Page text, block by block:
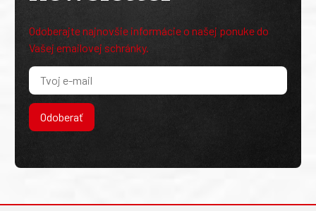
Odoberajte najnovšie informácie o našej ponuke do
Vašej emailovej schránky.
Odoberať